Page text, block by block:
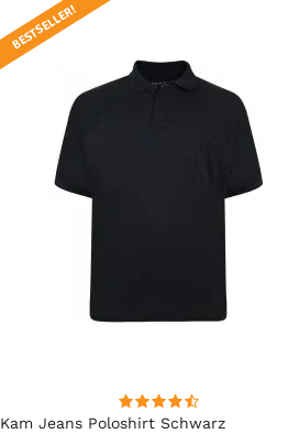
Kam Jeans Poloshirt Schwarz
BESTSELLER!